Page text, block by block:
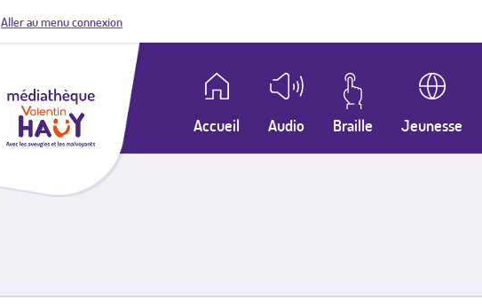
Aller au menu connexion
Accueil Audio Braille Jeunesse